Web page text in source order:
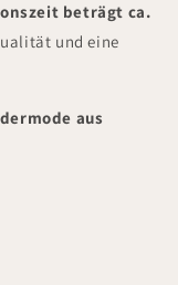
beträgt ca.
und eine
aus